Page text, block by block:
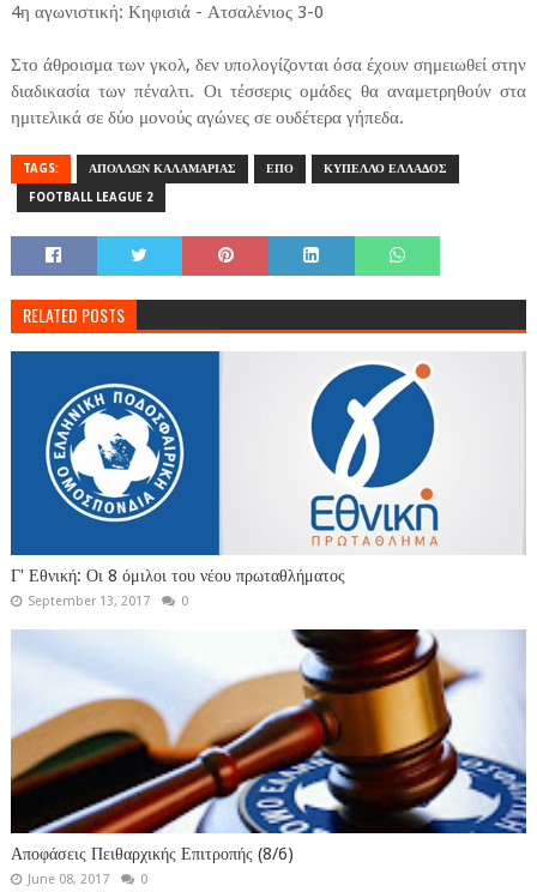
4η αγωνιστική: Κηφισιά - Ατσαλένιος 3-0
Στο άθροισμα των γκολ, δεν υπολογίζονται όσα έχουν σημειωθεί στην
διαδικασία των πέναλτι. Οι τέσσερις ομάδες θα αναμετρηθούν στα
ημιτελικά σε δύο μονούς αγώνες σε ουδέτερα γήπεδα.
TAGS: ΑΠΟΛΛΩΝ ΚΑΛΑΜΑΡΙΑΣ ΕΠΟ ΚΥΠΕΛΛΟ ΕΛΛΑΔΟΣ
FOOTBALL LEAGUE 2
RELATED POSTS
Γ' Εθνική: Οι 8 όμιλοι του νέου πρωταθλήματος
September 13, 2017 0
Αποφάσεις Πειθαρχικής Επιτροπής (8/6)
June 08, 2017 0